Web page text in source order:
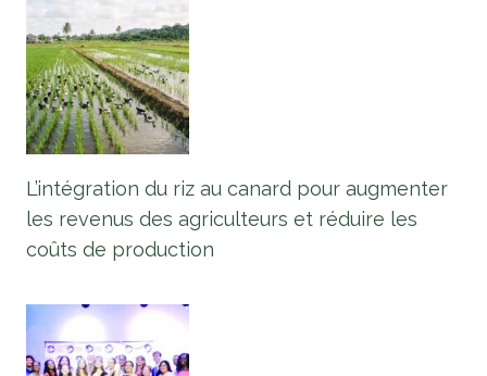
L’intégration du riz au canard pour augmenter
les revenus des agriculteurs et réduire les
coûts de production